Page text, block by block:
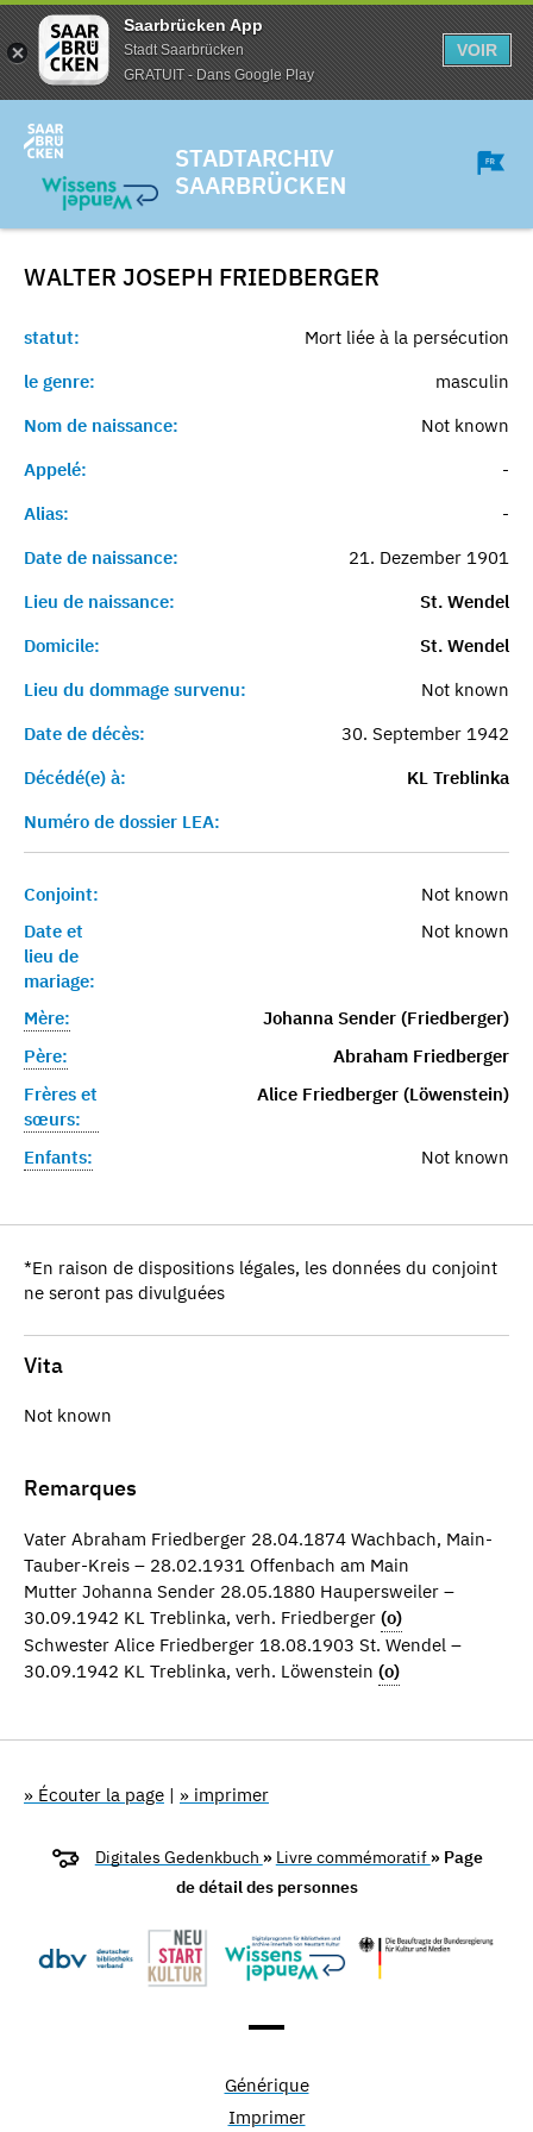
Saarbrücken App
Stadt Saarbrücken
GRATUIT - Dans Google Play
VOIR
STADTARCHIV
SAARBRÜCKEN
WALTER JOSEPH FRIEDBERGER
statut:
Mort liée à la persécution
le genre:
masculin
Nom de naissance:
Not known
Appelé:
-
Alias:
-
Date de naissance:
21. Dezember 1901
Lieu de naissance:
St. Wendel
Domicile:
St. Wendel
Lieu du dommage survenu:
Not known
Date de décès:
30. September 1942
Décédé(e) à:
KL Treblinka
Numéro de dossier LEA:
Conjoint:
Not known
Date et
lieu de
mariage:
Not known
Mère:
Johanna Sender (Friedberger)
Père:
Abraham Friedberger
Frères et
sœurs:
Alice Friedberger (Löwenstein)
Enfants: Not known
*En raison de dispositions légales, les données du conjoint
ne seront pas divulguées
Vita
Not known
Remarques
Vater Abraham Friedberger 28.04.1874 Wachbach, Main-
Tauber-Kreis – 28.02.1931 Offenbach am Main
Mutter Johanna Sender 28.05.1880 Haupersweiler –
30.09.1942 KL Treblinka, verh. Friedberger (o)
Schwester Alice Friedberger 18.08.1903 St. Wendel –
30.09.1942 KL Treblinka, verh. Löwenstein (o)
» Écouter la page | » imprimer
Digitales Gedenkbuch » Livre commémoratif » Page
de détail des personnes
Générique
Imprimer